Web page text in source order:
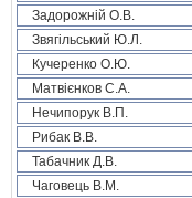
Задорожній О.В.
Звягільський Ю.Л.
Кучеренко О.Ю.
Матвієнков С.А.
Нечипорук В.П.
Рибак В.В.
Табачник Д.В.
Чаговець В.М.